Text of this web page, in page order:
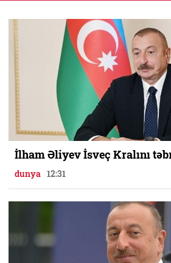
İlham Əliyev İsveç Kralını
dunya 12:31